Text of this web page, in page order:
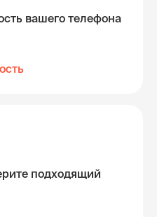
вашего телефона
подходящий